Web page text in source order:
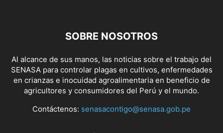
SOBRE NOSOTROS
Al alcance de sus manos, las noticias sobre el trabajo del
SENASA para controlar plagas en cultivos, enfermedades
en crianzas e inocuidad agroalimentaria en beneficio de
agricultores y consumidores del Perú y el mundo.
Contáctenos: senasacontigo@senasa.gob.pe